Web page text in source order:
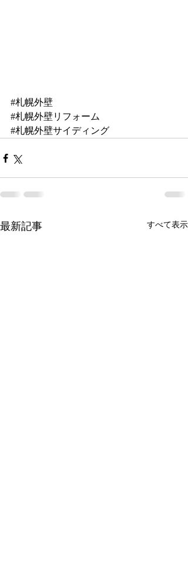
#札幌外壁
#札幌外壁リフォーム
#札幌外壁サイディング
最新記事 すべて表示